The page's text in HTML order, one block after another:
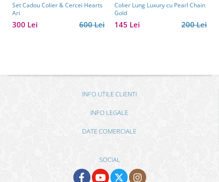
Set Cadou Colier & Cercei Hearts
Ari
600 Lei
300 Lei
Colier Lung Luxury cu Pearl Chain
Gold
200 Lei
145 Lei
INFO UTILE CLIENTI
INFO LEGALE
DATE COMERCIALE
SOCIAL